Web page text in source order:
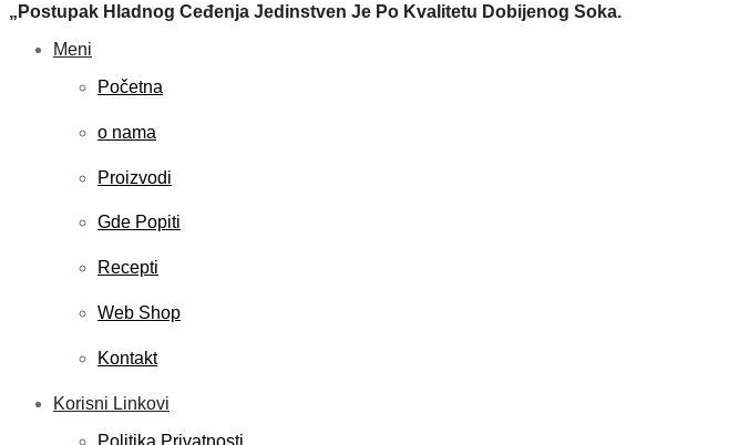
„Postupak Hladnog Ceđenja Jedinstven Je Po Kvalitetu Dobijenog Soka.
Meni
Početna
o nama
Proizvodi
Gde Popiti
Recepti
Web Shop
Kontakt
Korisni Linkovi
Politika Privatnosti